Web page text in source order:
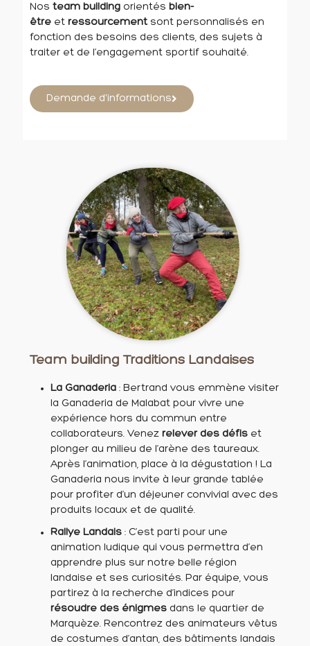
Nos team building orientés bien-
être et ressourcementsont personnalisés en
fonction des besoins des clients, des sujets à
traiter et de l’engagement sportif souhaité.
Demande d'informations
Team building Traditions Landaises
La Ganaderia : Bertrand vous emmène visiter
la Ganaderia de Malabat pour vivre une
expérience hors du commun entre
collaborateurs. Venez relever des défis et
plonger au milieu de l’arène des taureaux.
Après l’animation, place à la dégustation ! La
Ganaderia nous invite à leur grande tablée
pour profiter d’un déjeuner convivial avec des
produits locaux et de qualité.
Rallye Landais : C’est parti pour une
animation ludique qui vous permettra d’en
apprendre plus sur notre belle région
landaise et ses curiosités. Par équipe, vous
partirez à la recherche d’indices pour
résoudre des énigmes dans le quartier de
Marquèze. Rencontrez des animateurs vêtus
de costumes d’antan, des bâtiments landais